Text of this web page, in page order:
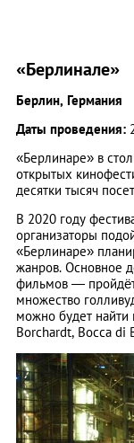
«Берлинале»
Берлин, Германия
Даты проведения:
«Берлинаре» в
открытых
десятки тысяч
В 2020 году
организаторы
«Берлинаре»
жанров. Основное
фильмов —
множество
можно будет найти
Borchardt, Bocca di